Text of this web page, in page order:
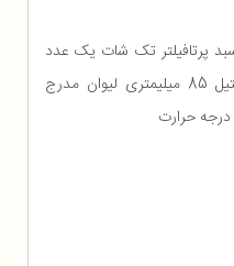
پرتافیلتر تک شات یک عدد
سبد پرتافیلتر دو شات پرتافیلتر استیل 85 میلیمتری لیوان مدرج
حرارت